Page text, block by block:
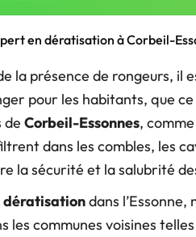
en dératisation à Corbeil-
la présence de rongeurs, il
pour les habitants, que
de Corbeil-Essonnes,
dans les combles, les
la sécurité et la salubrité
dératisationdans
les communes voisines